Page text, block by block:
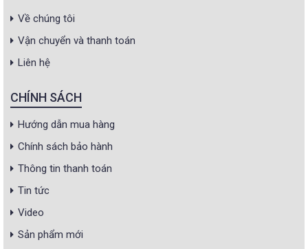
Về chúng tôi
Vận chuyển và thanh toán
Liên hệ
CHÍNH SÁCH
Hướng dẫn mua hàng
Chính sách bảo hành
Thông tin thanh toán
Tin tức
Video
Sản phẩm mới